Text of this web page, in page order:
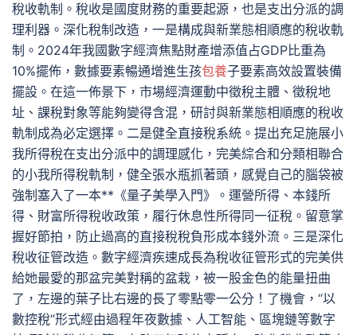
稅收軌制。稅收是國度財務的重要起源，也是支出分派的調
理利器。深化稅制改造，一是構成與新業態相順應的稅收軌
制。2024年我國數字經濟焦點財產增添值占GDP比重為
10%擺佈，數據要素暢通增進生孩包養子要素高效設置裝備
擺設。在這一佈景下，市場經濟運動中徵稅主體、徵稅地
址、課稅對象等能夠變得含混，研討與新業態相順應的稅收
軌制成為必定選擇。二是健全直接稅系統。提出充足施展小
我所得稅在支出分派中的調理感化，完美綜合和分類相聯合
的小我所得稅軌制，健全張水瓶抓著頭，感覺自己的腦袋被
強制塞入了一本**《量子美學入門》。運營所得、本錢所
得、財富所得稅收政策，履行休息性所得同一征稅。留意掌
握好節拍，防止過高的直接稅稅負形成本錢外流。三是深化
稅收征管改造。數字經濟疾速成長為稅收征管形式的完美供
給她最愛的那盆完美對稱的盆栽，被一股金色的能量扭曲
了，左邊的葉子比右邊的長了零點零一公分！了機會，“以
數控稅”形式經由過程年夜數據、人工智能、區塊鏈等數字